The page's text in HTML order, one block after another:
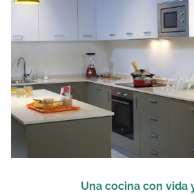
Una cocina con vida